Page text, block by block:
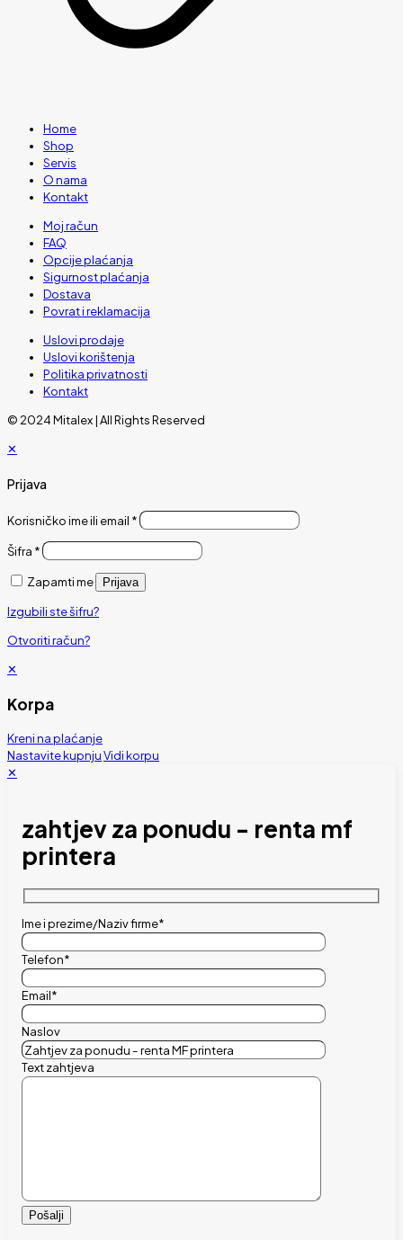
Home
Shop
Servis
O nama
Kontakt
Moj račun
FAQ
Opcije plaćanja
Sigurnost plaćanja
Dostava
Povrat i reklamacija
Uslovi prodaje
Uslovi korištenja
Politika privatnosti
Kontakt
© 2024 Mitalex | All Rights Reserved
✕
Prijava
Korisničko ime ili email *
Šifra *
Zapamti me Prijava
Izgubili ste šifru?
Otvoriti račun?
✕
Korpa
Kreni na plaćanje
Nastavite kupnjuVidi korpu
✕
zahtjev za ponudu - renta mf
printera
Ime i prezime/Naziv firme*
Telefon*
Email*
Naslov
Text zahtjeva